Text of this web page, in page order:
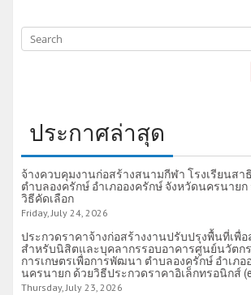
ประกาศล่าสุด
จ้างควบคุมงานก่อสร้างสนามกีฬา โรงเรียนสา
ตำบลองครักษ์ อำเภอองครักษ์ จังหวัดนครนายก
วิธีคัดเลือก
Friday, July 24, 2026
ประกวดราคาจ้างก่อสร้างงานปรับปรุงพื้นที่เพื่อ
สำหรับนิสิตและบุคลากรรอบอาคารศูนย์นวัต
การเกษตรเพื่อการพัฒนา ตำบลองครักษ์ อำเภอ
นครนายก ด้วยวิธีประกวดราคาอิเล็กทรอนิกส์
Thursday, July 23, 2026